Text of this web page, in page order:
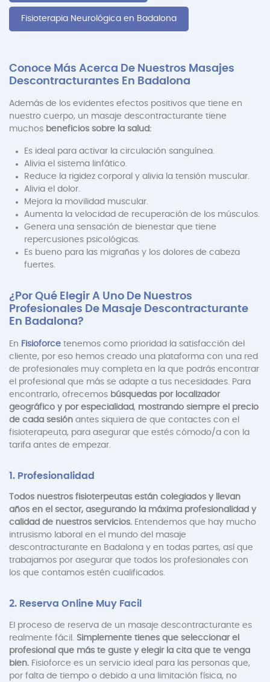
Fisioterapia Neurológica en Badalona
Conoce Más Acerca De Nuestros Masajes
Descontracturantes En Badalona
Además de los evidentes efectos positivos que tiene en
nuestro cuerpo, un masaje descontracturante tiene
muchos beneficios sobre la salud:
Es ideal para activar la circulación sanguínea.
Alivia el sistema linfático.
Reduce la rigidez corporal y alivia la tensión muscular.
Alivia el dolor.
Mejora la movilidad muscular.
Aumenta la velocidad de recuperación de los músculos.
Genera una sensación de bienestar que tiene
repercusiones psicológicas.
Es bueno para las migrañas y los dolores de cabeza
fuertes.
¿Por Qué Elegir A Uno De Nuestros
Profesionales De Masaje Descontracturante
En Badalona?
En Fisioforce tenemos como prioridad la satisfacción del
cliente, por eso hemos creado una plataforma con una red
de profesionales muy completa en la que podrás encontrar
el profesional que más se adapte a tus necesidades. Para
encontrarlo, ofrecemos búsquedas por localizador
geográfico y por especialidad, mostrando siempre el precio
de cada sesión antes siquiera de que contactes con el
fisioterapeuta, para asegurar que estés cómodo/a con la
tarifa antes de empezar.
1. Profesionalidad
Todos nuestros fisioterpeutas están colegiados y llevan
años en el sector, asegurando la máxima profesionalidad y
calidad de nuestros servicios. Entendemos que hay mucho
intrusismo laboral en el mundo del masaje
descontracturante en Badalona y en todas partes, así que
trabajamos por asegurar que todos los profesionales con
los que contamos estén cualificados.
2. Reserva Online Muy Facil
El proceso de reserva de un masaje descontracturante es
realmente fácil. Simplemente tienes que seleccionar el
profesional que más te guste y elegir la cita que te venga
bien. Fisioforce es un servicio ideal para las personas que,
por falta de tiempo o debido a una limitación física, no